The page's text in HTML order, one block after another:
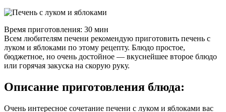
Время приготовления: 30 мин
Всем любителям печени рекомендую приготовить печень с
луком и яблоками по этому рецепту. Блюдо простое,
бюджетное, но очень достойное — вкуснейшее второе блюдо
или горячая закуска на скорую руку.
Описание приготовления блюда:
Очень интересное сочетание печени с луком и яблоками вас